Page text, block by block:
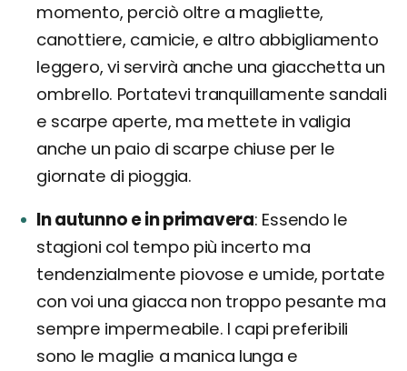
momento, perciò oltre a magliette,
canottiere, camicie, e altro abbigliamento
leggero, vi servirà anche una giacchetta un
ombrello. Portatevi tranquillamente sandali
e scarpe aperte, ma mettete in valigia
anche un paio di scarpe chiuse per le
giornate di pioggia.
In autunno e in primavera Essendo le
stagioni col tempo più incerto ma
tendenzialmente piovose e umide, portate
con voi una giacca non troppo pesante ma
sempre impermeabile. I capi preferibili
sono le maglie a manica lunga e